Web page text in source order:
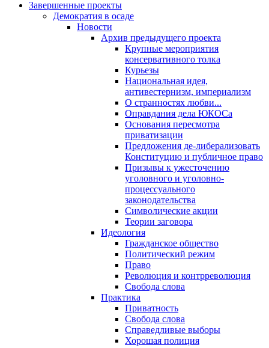
Завершенные проекты
Демократия в осаде
Новости
Архив предыдущего проекта
Крупные мероприятия
консервативного толка
Курьезы
Национальная идея,
антивестернизм, империализм
О странностях любви...
Оправдания дела ЮКОСа
Основания пересмотра
приватизации
Предложения де-либерализовать
Конституцию и публичное право
Призывы к ужесточению
уголовного и уголовно-
процессуального
законодательства
Символические акции
Теории заговора
Идеология
Гражданское общество
Политический режим
Право
Революция и контрреволюция
Свобода слова
Практика
Приватность
Свобода слова
Справедливые выборы
Хорошая полиция